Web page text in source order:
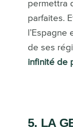
permettra
parfaites.
de ses
infinité de
5. LA